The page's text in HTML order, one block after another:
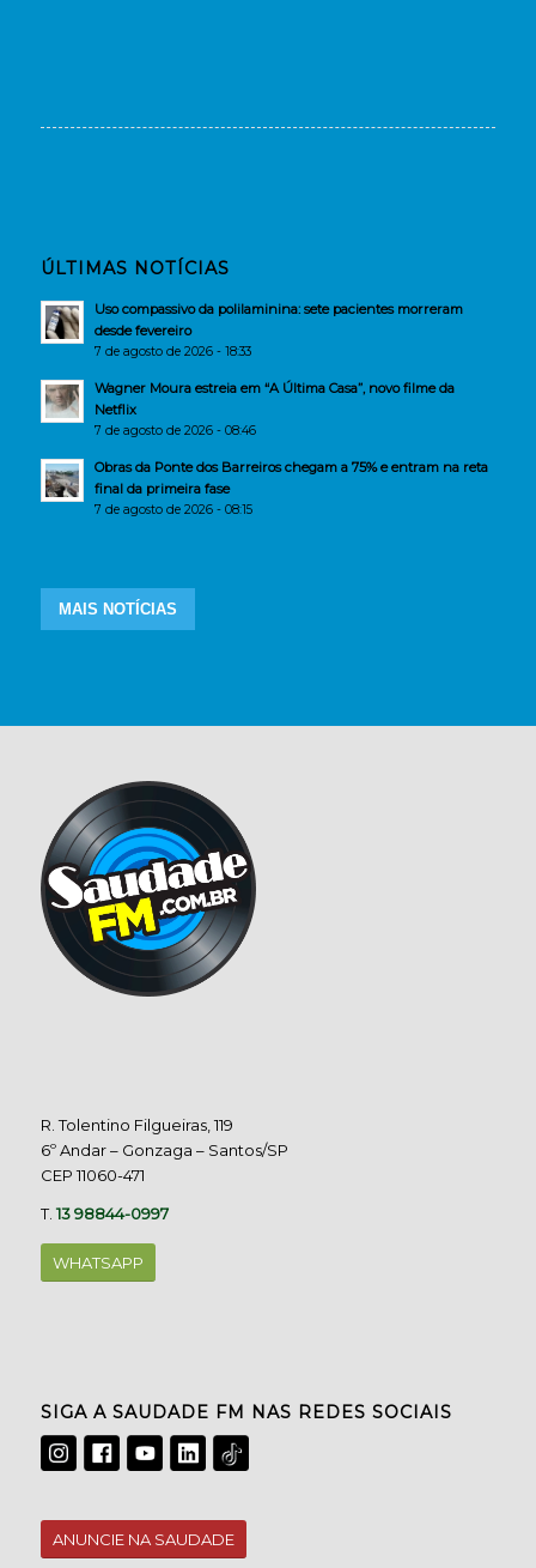
ÚLTIMAS NOTÍCIAS
Uso compassivo da polilaminina: sete pacientes morreram
desde fevereiro
7 de agosto de 2026 - 18:33
Wagner Moura estreia em “A Última Casa”, novo filme da
Netflix
7 de agosto de 2026 - 08:46
Obras da Ponte dos Barreiros chegam a 75% e entram na reta
final da primeira fase
7 de agosto de 2026 - 08:15
MAIS NOTÍCIAS
R. Tolentino Filgueiras, 119
6º Andar – Gonzaga – Santos/SP
CEP 11060-471
T.13 98844-0997
WHATSAPP
SIGA A SAUDADE FM NAS REDES SOCIAIS
ANUNCIE NA SAUDADE